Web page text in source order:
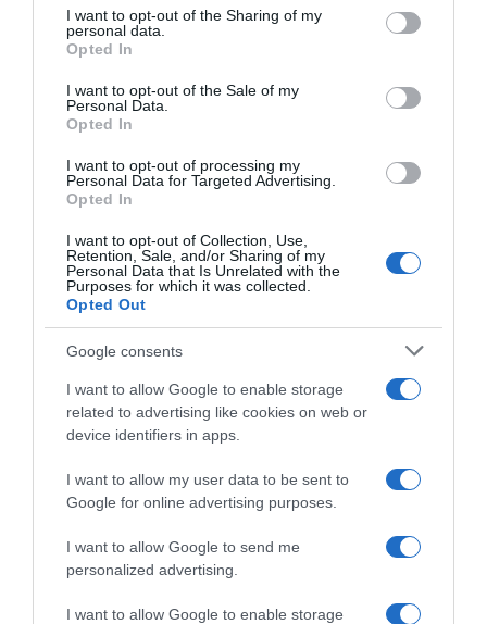
not limited to your visit or usage behaviour. You may click to
grant or deny consent to Google and its third-party tags to
use your data for below specified purposes in below Google
consent section.
I want to opt-out of the Sharing of my
personal data.
Opted In
I want to opt-out of the Sale of my
Personal Data.
Opted In
I want to opt-out of processing my
Personal Data for Targeted Advertising.
Opted In
I want to opt-out of Collection, Use,
Retention, Sale, and/or Sharing of my
Personal Data that Is Unrelated with the
Purposes for which it was collected.
Opted Out
Google consents
I want to allow Google to enable storage
related to advertising like cookies on web or
device identifiers in apps.
I want to allow my user data to be sent to
Google for online advertising purposes.
I want to allow Google to send me
personalized advertising.
I want to allow Google to enable storage
CRISTIANO RONALDO
PRODUTOS E MARCAS
Conheça a programação de fim-de-semana dos hotéis
da colecção Savoy Signature
PRODUTOS E MARCAS
DHRT celebra dois anos com evento que junta música,
moda e criatividade no Funchal